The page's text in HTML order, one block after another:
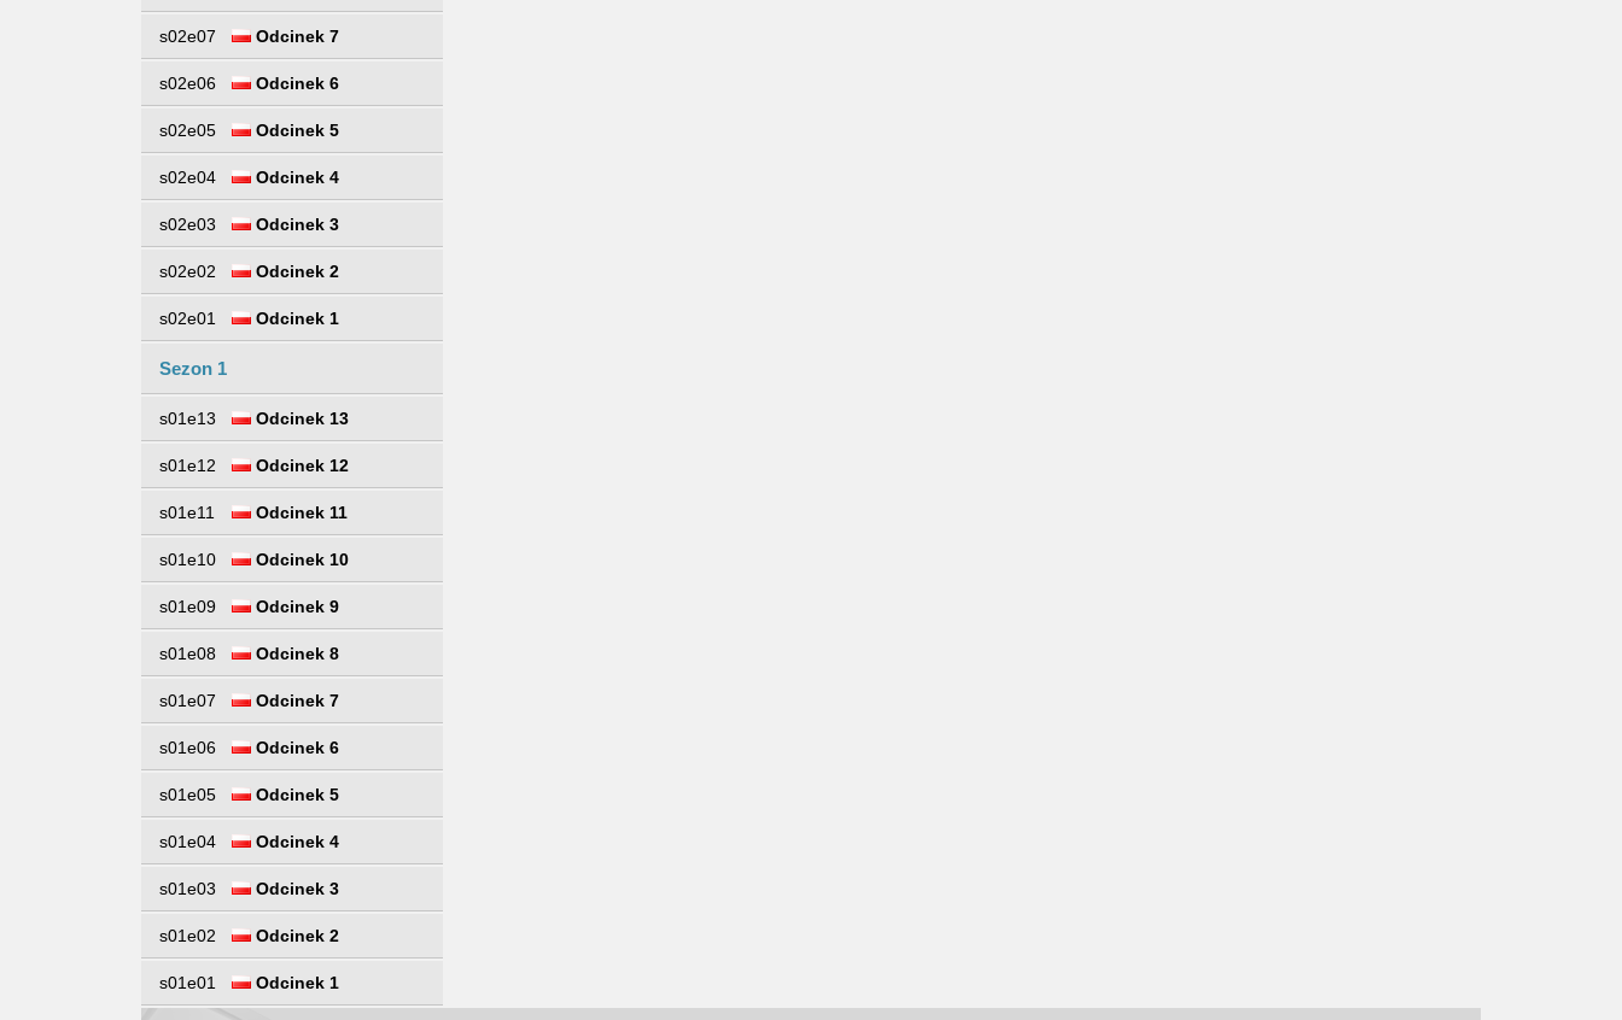
s02e07 Odcinek 7
s02e06 Odcinek 6
s02e05 Odcinek 5
s02e04 Odcinek 4
s02e03 Odcinek 3
s02e02 Odcinek 2
s02e01 Odcinek 1
Sezon 1
s01e13 Odcinek 13
s01e12 Odcinek 12
s01e11 Odcinek 11
s01e10 Odcinek 10
s01e09 Odcinek 9
s01e08 Odcinek 8
s01e07 Odcinek 7
s01e06 Odcinek 6
s01e05 Odcinek 5
s01e04 Odcinek 4
s01e03 Odcinek 3
s01e02 Odcinek 2
s01e01 Odcinek 1